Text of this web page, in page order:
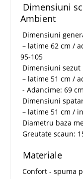
Dimensiuni
Ambient
Dimensiuni
– latime 62 cm /
95-105
Dimensiuni sezut
– latime 51 cm /
- Adancime: 69 cm
Dimensiuni
– latime 51 cm /
Diametru baza
Greutate scaun:
Materiale
Confort - spuma